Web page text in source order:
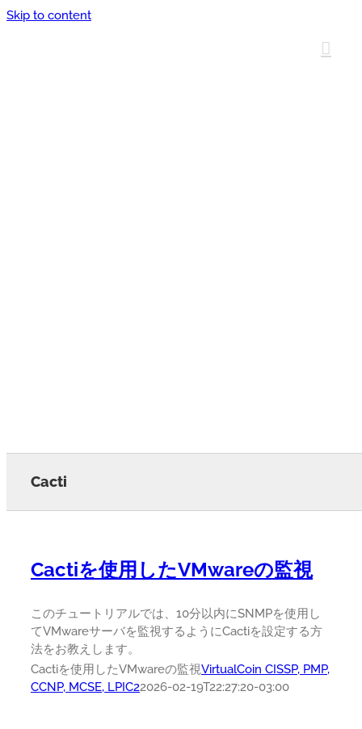
Skip to content
Cacti
Cactiを使用したVMwareの監視
このチュートリアルでは、10分以内にSNMPを使用し
てVMwareサーバを監視するようにCactiを設定する方
法をお教えします。
Cactiを使用したVMwareの監視VirtualCoin CISSP, PMP,
CCNP, MCSE, LPIC22026-02-19T22:27:20-03:00